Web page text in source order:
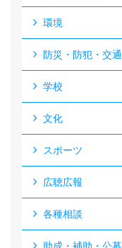
環境
防災・防犯・交通
学校
文化
スポーツ
広聴広報
各種相談